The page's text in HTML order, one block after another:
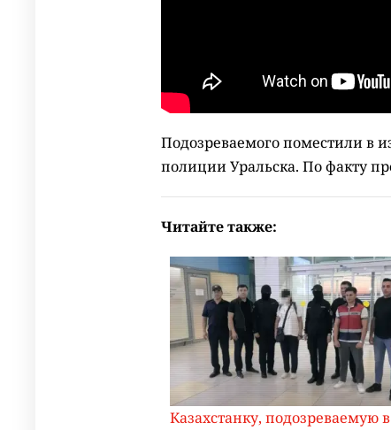
Подозреваемого поместили в
полиции Уральска. По факту
Читайте также:
Казахстанку, подозреваемую в